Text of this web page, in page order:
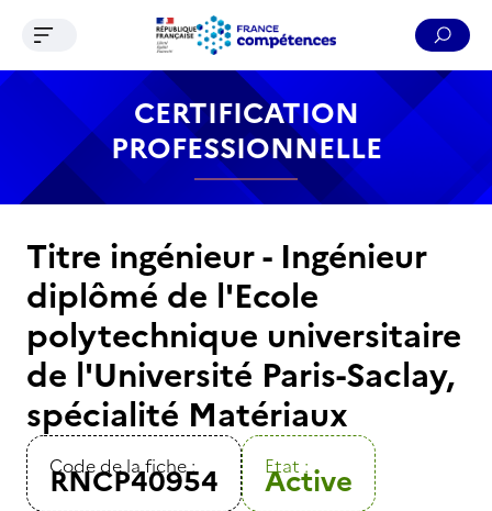
Contenu Recherche Menu Pied de page
Ouvrir le menu de navigation
CERTIFICATION
PROFESSIONNELLE
Titre ingénieur - Ingénieur
diplômé de l'Ecole
polytechnique universitaire
de l'Université Paris-Saclay,
spécialité Matériaux
Code de la fiche :
RNCP40954 Etat :
Active